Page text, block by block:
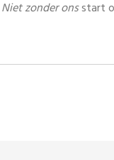
Niet zonder onsstart